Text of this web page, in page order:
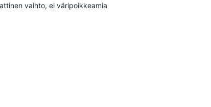
vaihto, ei väripoikkeamia